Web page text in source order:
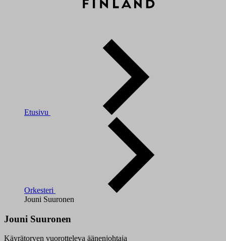
Etusivu
Orkesteri
Jouni Suuronen
Jouni Suuronen
Käyrätorven vuorotteleva äänenjohtaja